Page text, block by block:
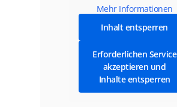
Mehr Informationen
Inhalt entsperren
Erforderlichen Service
akzeptieren und
Inhalte entsperren